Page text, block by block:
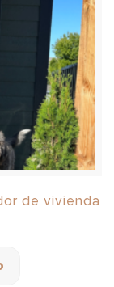
de vivienda